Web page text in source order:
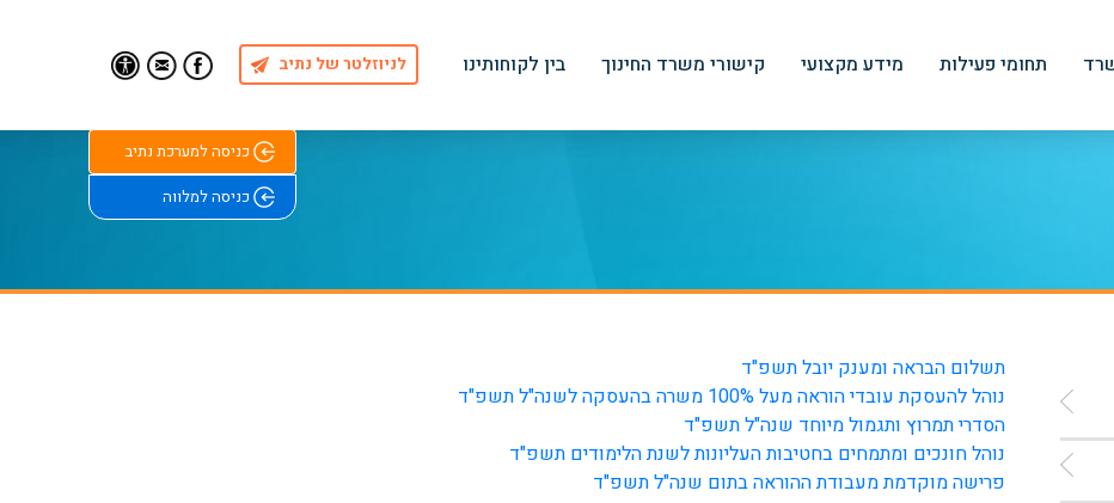
תחומי פעילות מידע מקצועי קישורי משרד החינוך בין לקוחותינו לניוזלטר של נתיב Email Us
Find Us on Facebook
כניסה למערכת נתיב
כניסה למלווה
תשלום הבראה ומענק יובל תשפ"ד
נוהל להעסקת עובדי הוראה מעל 100% משרה בהעסקה לשנה"ל תשפ"ד
הסדרי תמרוץ ותגמול מיוחד שנה"ל תשפ"ד
נוהל חונכים ומתמחים בחטיבות העליונות לשנת הלימודים תשפ"ד
פרישה מוקדמת מעבודת ההוראה בתום שנה"ל תשפ"ד